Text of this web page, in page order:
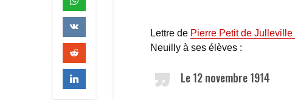
Lettre de Pierre Petit de Julleville
Neuilly à ses élèves :
Le 12 novembre 1914